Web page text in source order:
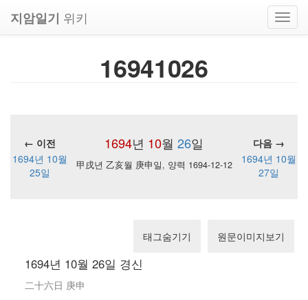
지암일기 위키
16941026
1694년 10월 26일
← 이전
다음 →
1694년 10월
25일
甲戌년 乙亥월 庚申일, 양력 1694-12-12
1694년 10월
27일
태그숨기기 원문이미지보기
1694년 10월 26일 경신
二十六日 庚申